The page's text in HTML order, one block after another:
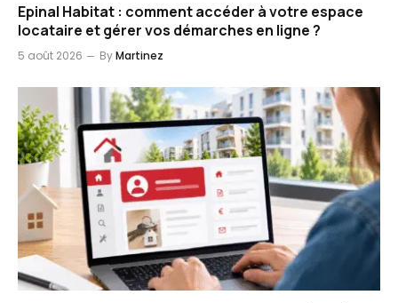
Epinal Habitat : comment accéder à votre espace
locataire et gérer vos démarches en ligne ?
5 août 2026 ByMartinez